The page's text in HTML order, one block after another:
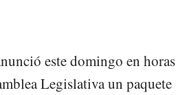
este domingo en horas
Legislativa un paquete